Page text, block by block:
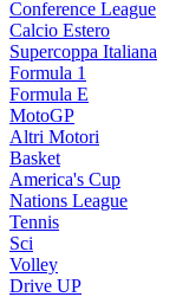
Conference League
Calcio Estero
Supercoppa Italiana
Formula 1
Formula E
MotoGP
Altri Motori
Basket
America's Cup
Nations League
Tennis
Sci
Volley
Drive UP